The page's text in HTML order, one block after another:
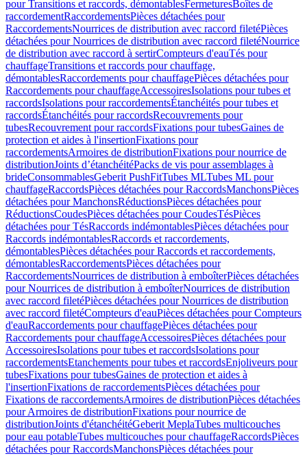
pour Transitions et raccords, démontablesFermeturesBoîtes de
raccordementRaccordementsPièces détachées pour
RaccordementsNourrices de distribution avec raccord filetéPièces
détachées pour Nourrices de distribution avec raccord filetéNourrice
de distribution avec raccord à sertirCompteurs d'eauTés pour
chauffageTransitions et raccords pour chauffage,
démontablesRaccordements pour chauffagePièces détachées pour
Raccordements pour chauffageAccessoiresIsolations pour tubes et
raccordsIsolations pour raccordementsÉtanchéités pour tubes et
raccordsÉtanchéités pour raccordsRecouvrements pour
tubesRecouvrement pour raccordsFixations pour tubesGaines de
protection et aides à l'insertionFixations pour
raccordementsArmoires de distributionFixations pour nourrice de
distributionJoints d’étanchéitéPacks de vis pour assemblages à
brideConsommablesGeberit PushFitTubes MLTubes ML pour
chauffageRaccordsPièces détachées pour RaccordsManchonsPièces
détachées pour ManchonsRéductionsPièces détachées pour
RéductionsCoudesPièces détachées pour CoudesTésPièces
détachées pour TésRaccords indémontablesPièces détachées pour
Raccords indémontablesRaccords et raccordements,
démontablesPièces détachées pour Raccords et raccordements,
démontablesRaccordementsPièces détachées pour
RaccordementsNourrices de distribution à emboîterPièces détachées
pour Nourrices de distribution à emboîterNourrices de distribution
avec raccord filetéPièces détachées pour Nourrices de distribution
avec raccord filetéCompteurs d'eauPièces détachées pour Compteurs
d'eauRaccordements pour chauffagePièces détachées pour
Raccordements pour chauffageAccessoiresPièces détachées pour
AccessoiresIsolations pour tubes et raccordsIsolations pour
raccordementsEtanchements pour tubes et raccordsEnjoliveurs pour
tubesFixations pour tubesGaines de protection et aides à
l'insertionFixations de raccordementsPièces détachées pour
Fixations de raccordementsArmoires de distributionPièces détachées
pour Armoires de distributionFixations pour nourrice de
distributionJoints d'étanchéitéGeberit MeplaTubes multicouches
pour eau potableTubes multicouches pour chauffageRaccordsPièces
détachées pour RaccordsManchonsPièces détachées pour